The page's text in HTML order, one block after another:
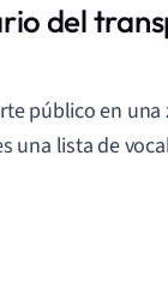
del
público en
una lista de